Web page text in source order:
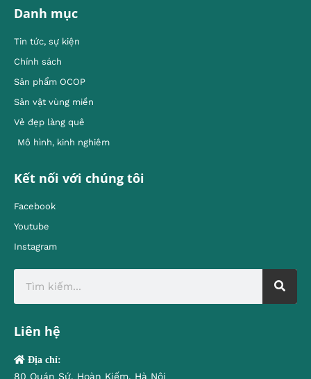
Danh mục
Tin tức, sự kiện
Chính sách
Sản phẩm OCOP
Sản vật vùng miền
Vẻ đẹp làng quê
Mô hình, kinh nghiêm
Kết nối với chúng tôi
Facebook
Youtube
Instagram
Liên hệ
Địa chỉ:
80 Quán Sứ, Hoàn Kiếm, Hà Nội